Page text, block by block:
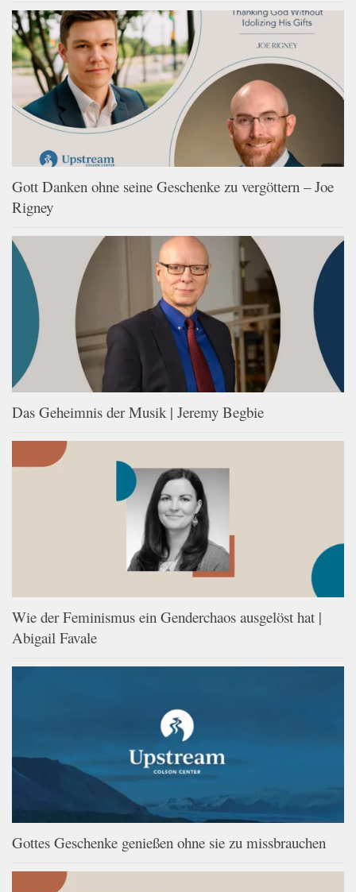
Gott Danken ohne seine Geschenke zu vergöttern – Joe
Rigney
Das Geheimnis der Musik | Jeremy Begbie
Wie der Feminismus ein Genderchaos ausgelöst hat |
Abigail Favale
Gottes Geschenke genießen ohne sie zu missbrauchen